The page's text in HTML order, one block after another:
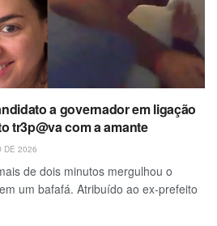
a governador em ligação
tr3p@va com a amante
DE 2026
de dois minutos mergulhou o
um bafafá. Atribuído ao ex-prefeito